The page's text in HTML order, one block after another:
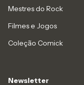
Mestres do Rock
Filmes e Jogos
Coleção Comick
Newsletter